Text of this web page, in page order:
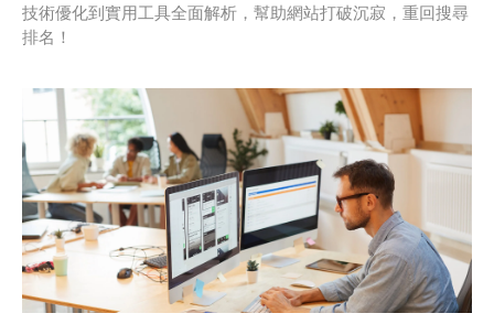
技術優化到實用工具全面解析，幫助網站打破沉寂，重回搜尋
排名！